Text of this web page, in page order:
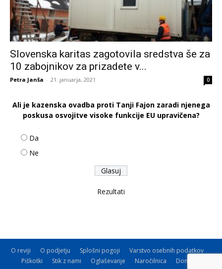
Slovenska karitas zagotovila sredstva še za
10 zabojnikov za prizadete v...
Petra Janša - 21. januarja, 2021 0
Ali je kazenska ovadba proti Tanji Fajon zaradi njenega
poskusa osvojitve visoke funkcije EU upravičena?
Da
Ne
Rezultati
O reviji O podjetju Splošni pogoji
Varstvo osebnih podatkov
Piškotki
Stik z nami Oglaševanje Naročilnica Donacije